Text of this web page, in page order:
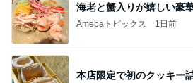
海老と蟹入りが嬉しい豪
Amebaトピックス 1日前
本店限定で初のクッキー